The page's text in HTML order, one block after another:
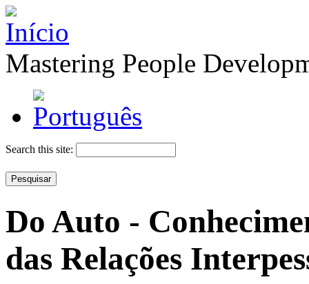
Mastering People
Search this site:
Do Auto -
das Relações